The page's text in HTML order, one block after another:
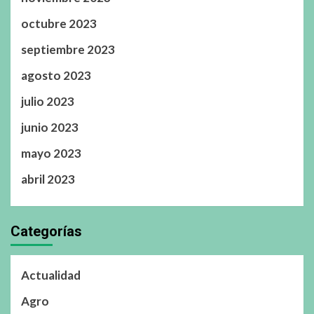
octubre 2023
septiembre 2023
agosto 2023
julio 2023
junio 2023
mayo 2023
abril 2023
Categorías
Actualidad
Agro